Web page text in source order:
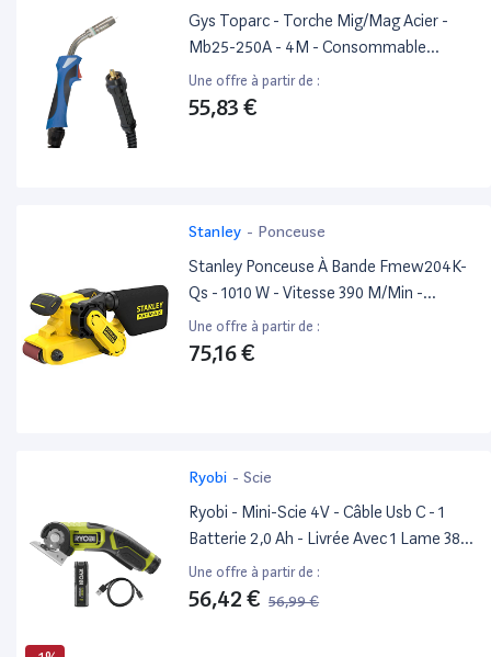
Gys Toparc - Torche Mig/Mag Acier -
Mb25-250A - 4M - Consommable
Soudure Mig/Mag
Une offre à partir de :
55,83 €
Stanley - Ponceuse
Stanley Ponceuse À Bande Fmew204K-
Qs - 1010 W - Vitesse 390 M/Min -
Plateau 533 X 76 Mm - Filaire Et
Compacte - Poncer De Grandes
Une offre à partir de :
75,16 €
Ryobi - Scie
Ryobi - Mini-Scie 4V - Câble Usb C - 1
Batterie 2,0 Ah - Livrée Avec 1 Lame 38
Mm - Rct4-120G
Une offre à partir de :
56,42 € 56,99 €